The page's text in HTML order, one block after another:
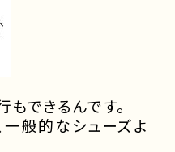
できるんです。
一般的なシューズよ